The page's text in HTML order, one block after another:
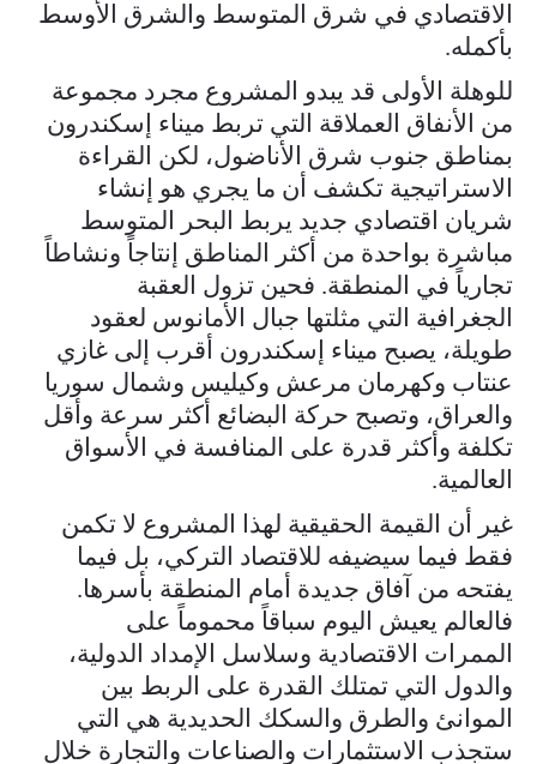
الاقتصادي في شرق المتوسط والشرق الأوسط
بأكمله.
للوهلة الأولى قد يبدو المشروع مجرد مجموعة
من الأنفاق العملاقة التي تربط ميناء إسكندرون
بمناطق جنوب شرق الأناضول، لكن القراءة
الاستراتيجية تكشف أن ما يجري هو إنشاء
شريان اقتصادي جديد يربط البحر المتوسط
مباشرة بواحدة من أكثر المناطق إنتاجاً ونشاطاً
تجارياً في المنطقة. فحين تزول العقبة
الجغرافية التي مثلتها جبال الأمانوس لعقود
طويلة، يصبح ميناء إسكندرون أقرب إلى غازي
عنتاب وكهرمان مرعش وكيليس وشمال سوريا
والعراق، وتصبح حركة البضائع أكثر سرعة وأقل
تكلفة وأكثر قدرة على المنافسة في الأسواق
العالمية.
غير أن القيمة الحقيقية لهذا المشروع لا تكمن
فقط فيما سيضيفه للاقتصاد التركي، بل فيما
يفتحه من آفاق جديدة أمام المنطقة بأسرها.
فالعالم يعيش اليوم سباقاً محموماً على
الممرات الاقتصادية وسلاسل الإمداد الدولية،
والدول التي تمتلك القدرة على الربط بين
الموانئ والطرق والسكك الحديدية هي التي
ستجذب الاستثمارات والصناعات والتجارة خلال